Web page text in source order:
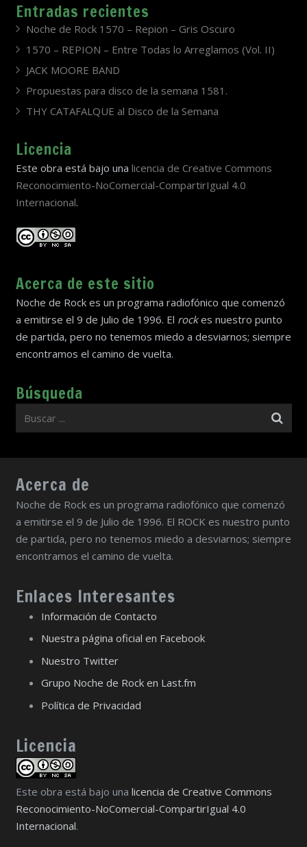
Entradas recientes
Noche de Rock 1570 – Repion – Gris Oscuro
1570 – REPION – Entre Todas lo Arreglamos (Vol. II)
JACK MOORE BAND
Propuestas para disco de la semana 1581.
THY CATAFALQUE al Disco de la Semana
Licencia
Este obra está bajo una licencia de Creative Commons
Reconocimiento-NoComercial-CompartirIgual 4.0
Internacional.
Acerca de este sitio
Noche de Rock es un programa radiofónico que comenzó
a emitirse el 9 de Julio de 1996. El rockes nuestro punto
de partida, pero no tenemos miedo a desviarnos; siempre
encontramos el camino de vuelta.
Búsqueda
Acerca de
Noche de Rock es un programa radiofónico que comenzó
a emitirse el 9 de Julio de 1996. El ROCK es nuestro punto
de partida, pero no tenemos miedo a desviarnos; siempre
encontramos el camino de vuelta.
Enlaces Interesantes
Información de Contacto
Nuestra página oficial en Facebook
Nuestro Twitter
Grupo Noche de Rock en Last.fm
Política de Privacidad
Licencia
Este obra está bajo una licencia de Creative Commons
Reconocimiento-NoComercial-CompartirIgual 4.0
Internacional.